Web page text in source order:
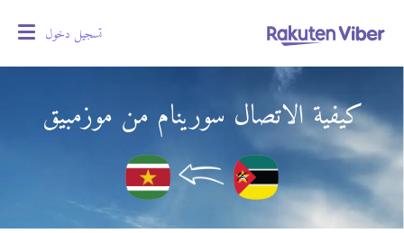
تسجيل دخول
كيفية الاتصال سورينام من موزمبيق